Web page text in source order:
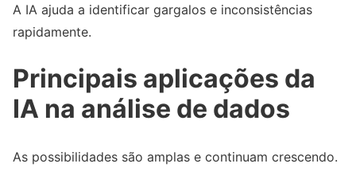
A IA ajuda a identificar gargalos e inconsistências
rapidamente.
Principais aplicações da
IA na análise de dados
As possibilidades são amplas e continuam crescendo.